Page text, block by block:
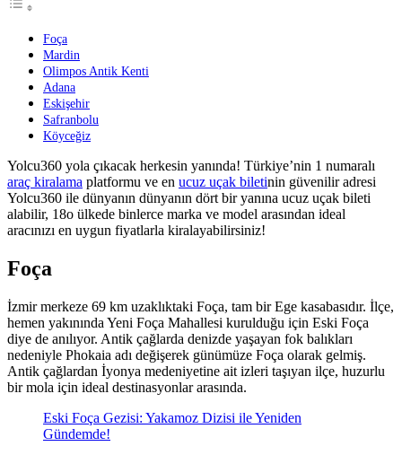
Foça
Mardin
Olimpos Antik Kenti
Adana
Eskişehir
Safranbolu
Köyceğiz
Yolcu360 yola çıkacak herkesin yanında! Türkiye’nin 1 numaralı
araç kiralama platformu ve en ucuz uçak biletinin güvenilir adresi
Yolcu360 ile dünyanın dünyanın dört bir yanına ucuz uçak bileti
alabilir, 18o ülkede binlerce marka ve model arasından ideal
aracınızı en uygun fiyatlarla kiralayabilirsiniz!
Foça
İzmir merkeze 69 km uzaklıktaki Foça, tam bir Ege kasabasıdır. İlçe,
hemen yakınında Yeni Foça Mahallesi kurulduğu için Eski Foça
diye de anılıyor. Antik çağlarda denizde yaşayan fok balıkları
nedeniyle Phokaia adı değişerek günümüze Foça olarak gelmiş.
Antik çağlardan İyonya medeniyetine ait izleri taşıyan ilçe, huzurlu
bir mola için ideal destinasyonlar arasında.
Eski Foça Gezisi: Yakamoz Dizisi ile Yeniden
Gündemde!